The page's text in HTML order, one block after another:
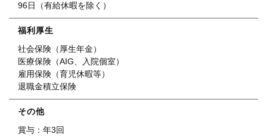
96日（有給休暇を除く）
福利厚生
社会保険（厚生年金）
医療保険（AIG、入院個室）
雇用保険（育児休暇等）
退職金積立保険
その他
賞与：年3回